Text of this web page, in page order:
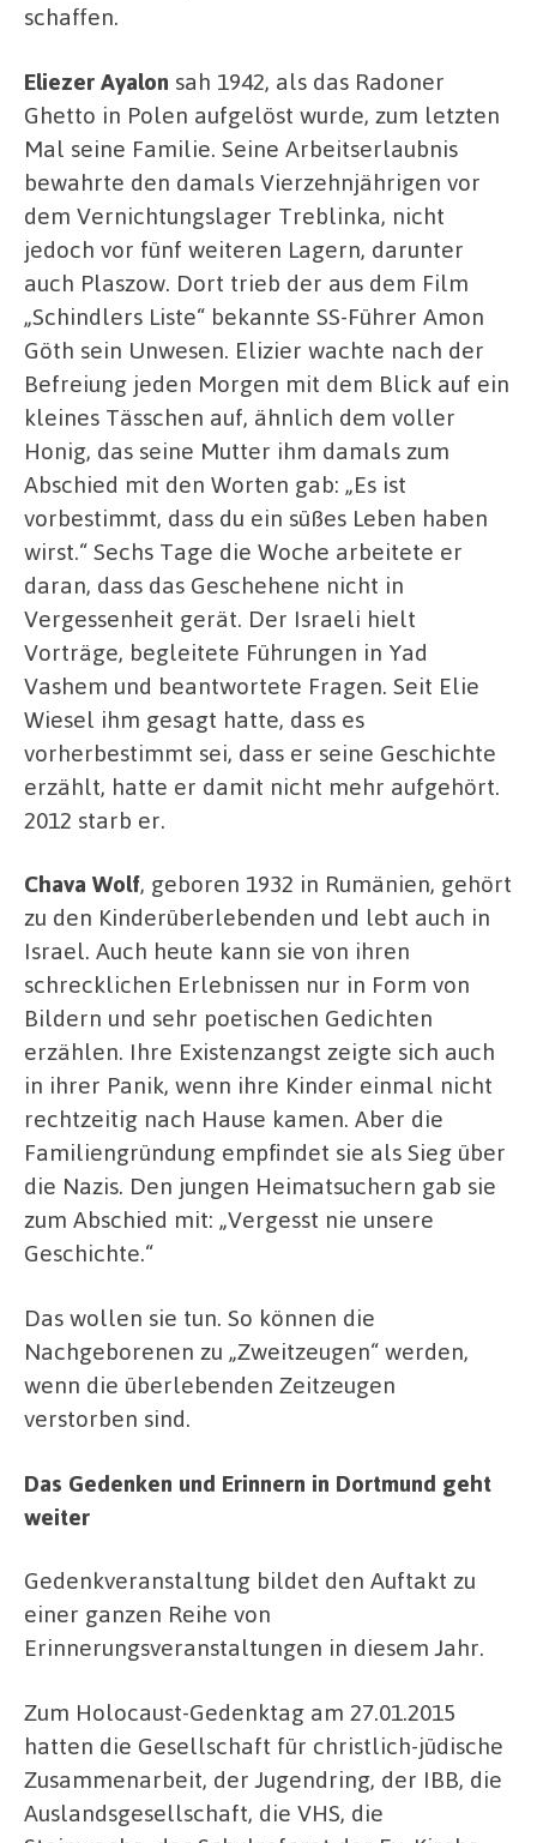
schaffen.
Eliezer Ayalon sah 1942, als das Radoner
Ghetto in Polen aufgelöst wurde, zum letzten
Mal seine Familie. Seine Arbeitserlaubnis
bewahrte den damals Vierzehnjährigen vor
dem Vernichtungslager Treblinka, nicht
jedoch vor fünf weiteren Lagern, darunter
auch Plaszow. Dort trieb der aus dem Film
„Schindlers Liste“ bekannte SS-Führer Amon
Göth sein Unwesen. Elizier wachte nach der
Befreiung jeden Morgen mit dem Blick auf ein
kleines Tässchen auf, ähnlich dem voller
Honig, das seine Mutter ihm damals zum
Abschied mit den Worten gab: „Es ist
vorbestimmt, dass du ein süßes Leben haben
wirst.“ Sechs Tage die Woche arbeitete er
daran, dass das Geschehene nicht in
Vergessenheit gerät. Der Israeli hielt
Vorträge, begleitete Führungen in Yad
Vashem und beantwortete Fragen. Seit Elie
Wiesel ihm gesagt hatte, dass es
vorherbestimmt sei, dass er seine Geschichte
erzählt, hatte er damit nicht mehr aufgehört.
2012 starb er.
Chava Wolf, geboren 1932 in Rumänien, gehört
zu den Kinderüberlebenden und lebt auch in
Israel. Auch heute kann sie von ihren
schrecklichen Erlebnissen nur in Form von
Bildern und sehr poetischen Gedichten
erzählen. Ihre Existenzangst zeigte sich auch
in ihrer Panik, wenn ihre Kinder einmal nicht
rechtzeitig nach Hause kamen. Aber die
Familiengründung empfindet sie als Sieg über
die Nazis. Den jungen Heimatsuchern gab sie
zum Abschied mit: „Vergesst nie unsere
Geschichte.“
Das wollen sie tun. So können die
Nachgeborenen zu „Zweitzeugen“ werden,
wenn die überlebenden Zeitzeugen
verstorben sind.
Das Gedenken und Erinnern in Dortmund geht
weiter
Gedenkveranstaltung bildet den Auftakt zu
einer ganzen Reihe von
Erinnerungsveranstaltungen in diesem Jahr.
Zum Holocaust-Gedenktag am 27.01.2015
hatten die Gesellschaft für christlich-jüdische
Zusammenarbeit, der Jugendring, der IBB, die
Auslandsgesellschaft, die VHS, die